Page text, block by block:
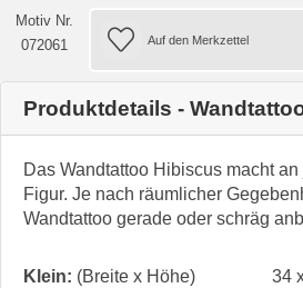
Motiv Nr.
072061
Produktdetails -
Das Wandtattoo Hibiscus macht
Figur. Je nach räumlicher
Wandtattoo gerade oder schräg
Klein: (Breite x Höhe)
34